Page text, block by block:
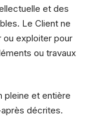
et des
Le Client ne
ou exploiter pour
ou travaux
pleine et entière
décrites.